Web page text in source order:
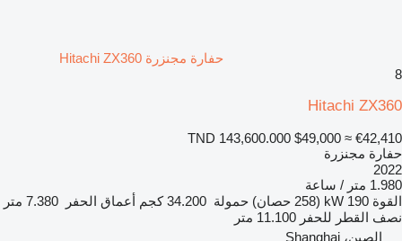
حفارة مجنزرة Hitachi ZX360
8
Hitachi ZX360
TND 143,600.000 $49,000 ≈ €42,410
حفارة مجنزرة
2022
1.980 متر / ساعة
القوة 190 kW (258 حصان) حمولة 34.200 كجم أعماق الحفر
7.380 متر
نصف القطر للحفر 11.100 متر
الصين، Shanghai